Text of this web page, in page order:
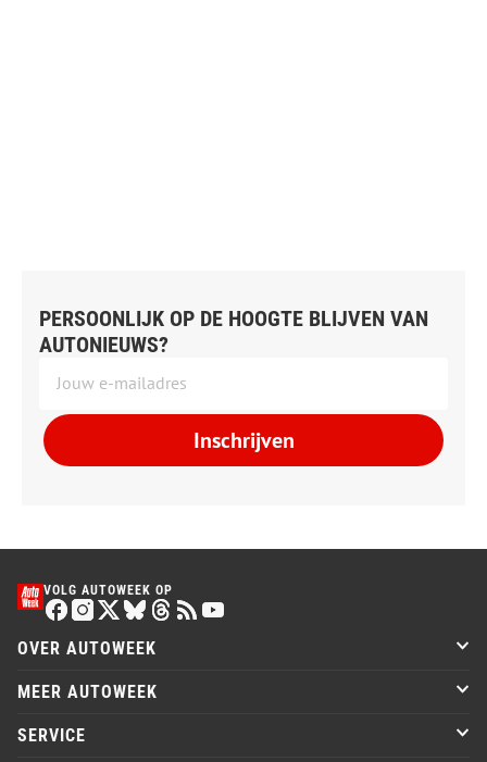
PERSOONLIJK OP DE HOOGTE BLIJVEN VAN
AUTONIEUWS?
Inschrijven
VOLG AUTOWEEK OP
OVER AUTOWEEK
MEER AUTOWEEK
SERVICE